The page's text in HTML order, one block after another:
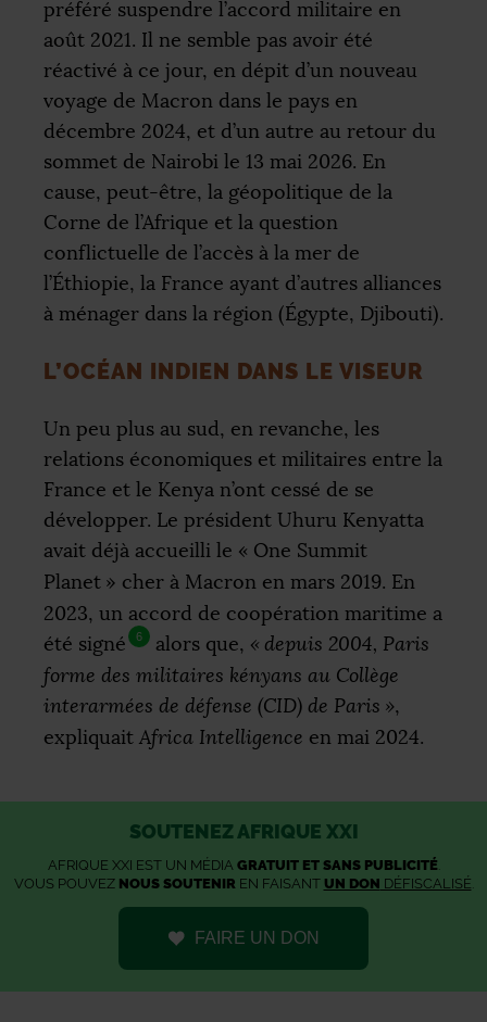
préféré suspendre l’accord militaire en
août 2021. Il ne semble pas avoir été
réactivé à ce jour, en dépit d’un nouveau
voyage de Macron dans le pays en
décembre 2024, et d’un autre au retour du
sommet de Nairobi le 13 mai 2026. En
cause, peut-être, la géopolitique de la
Corne de l’Afrique et la question
conflictuelle de l’accès à la mer de
l’Éthiopie, la France ayant d’autres alliances
à ménager dans la région (Égypte, Djibouti).
L’OCÉAN INDIEN DANS LE VISEUR
Un peu plus au sud, en revanche, les
relations économiques et militaires entre la
France et le Kenya n’ont cessé de se
développer. Le président Uhuru Kenyatta
avait déjà accueilli le « One Summit
Planet » cher à Macron en mars 2019. En
2023, un accord de coopération maritime a
été signé
6 alors que, « depuis 2004, Paris
forme des militaires kényans au Collège
interarmées de défense (CID) de Paris »,
expliquait Africa Intelligence en mai 2024.
SOUTENEZ AFRIQUE XXI
AFRIQUE XXI EST UN MÉDIA GRATUIT ET SANS PUBLICITÉ.
VOUS POUVEZ NOUS SOUTENIREN FAISANT UN DON DÉFISCALISÉ.
FAIRE UN DON